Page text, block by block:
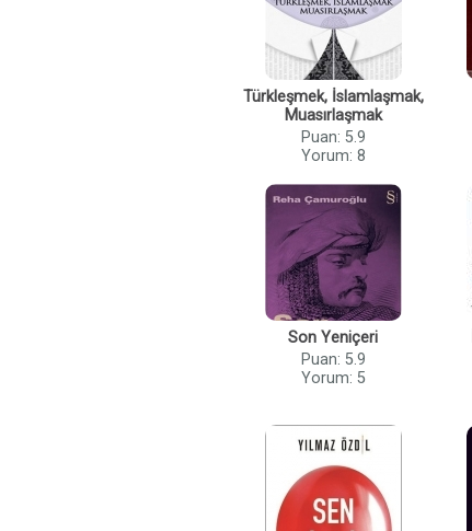
Türkleşmek, İslamlaşmak,
Muasırlaşmak
Puan: 5.9
Yorum: 8
Son Yeniçeri
Puan: 5.9
Yorum: 5